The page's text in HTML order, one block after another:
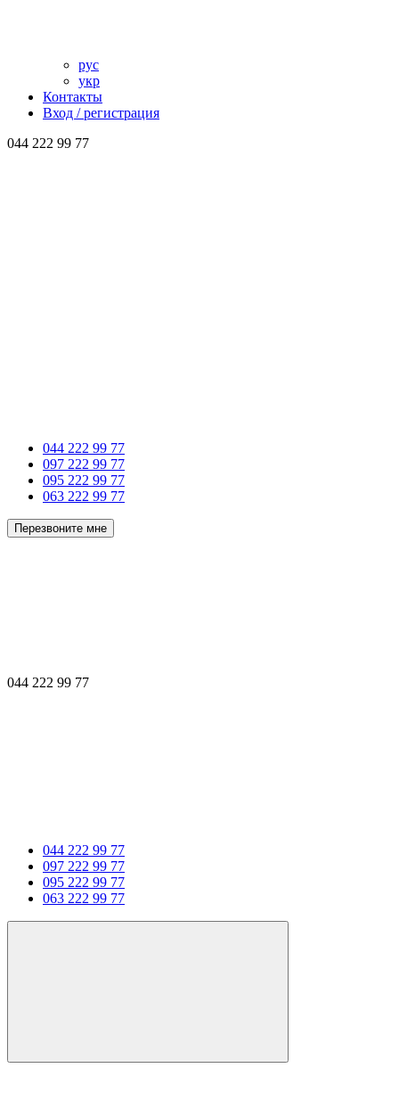
рус
укр
Контакты
Вход / регистрация
044 222 99 77
044 222 99 77
097 222 99 77
095 222 99 77
063 222 99 77
Перезвоните мне
044 222 99 77
044 222 99 77
097 222 99 77
095 222 99 77
063 222 99 77